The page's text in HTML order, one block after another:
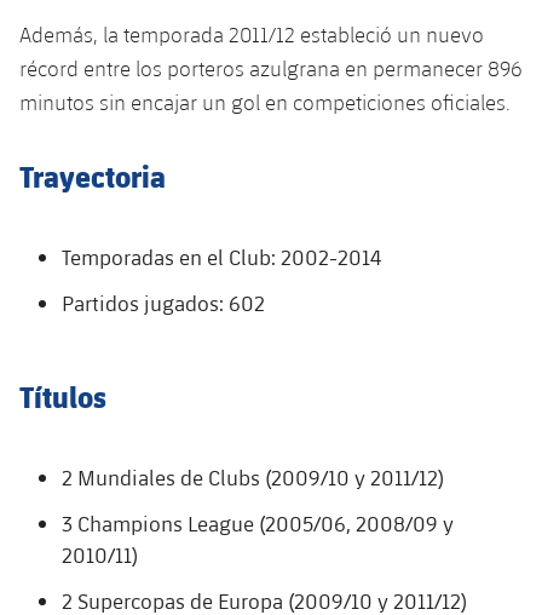
Calendario
Resultados
Clasificaciones
Jugadores
Resultados
Clasificaciones
plusicon
más
Noticias
Patinaje artístico
plusicon
más
Agenda
Actualidad
Calendario
Clasificaciones
Fotos
Voleibol
Voleibol masculino
Apúntate a las amateurs
Carnet de las Secciones Amateurs
League of Legends
VALORANT Rising
VALORANT Game Changers
Además, la temporada 2011/12 estableció un nuevo
récord entre los porteros azulgrana en permanecer 896
minutos sin encajar un gol en competiciones oficiales.
Trayectoria
Temporadas en el Club: 2002-2014
Partidos jugados: 602
Títulos
2 Mundiales de Clubs (2009/10 y 2011/12)
3 Champions League (2005/06, 2008/09 y
2010/11)
2 Supercopas de Europa (2009/10 y 2011/12)